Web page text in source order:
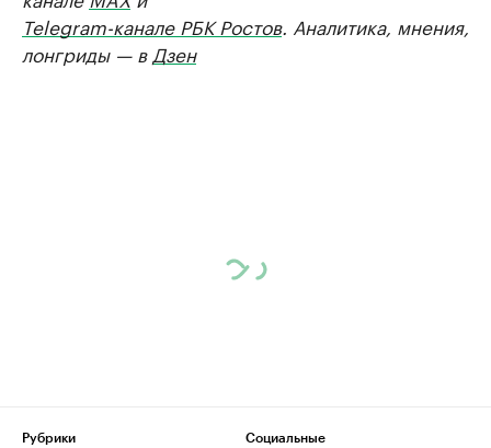
Telegram-канале РБК Ростов. Аналитика, мнения,
лонгриды — в Дзен
Рубрики
Социальные